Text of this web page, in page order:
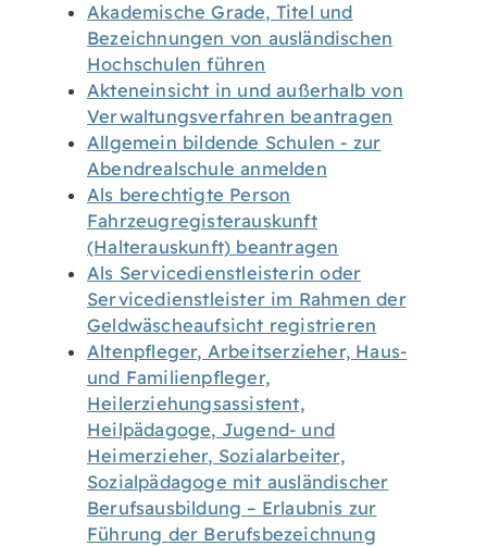
Akademische Grade, Titel und
Bezeichnungen von ausländischen
Hochschulen führen
Akteneinsicht in und außerhalb von
Verwaltungsverfahren beantragen
Allgemein bildende Schulen - zur
Abendrealschule anmelden
Als berechtigte Person
Fahrzeugregisterauskunft
(Halterauskunft) beantragen
Als Servicedienstleisterin oder
Servicedienstleister im Rahmen der
Geldwäscheaufsicht registrieren
Altenpfleger, Arbeitserzieher, Haus-
und Familienpfleger,
Heilerziehungsassistent,
Heilpädagoge, Jugend- und
Heimerzieher, Sozialarbeiter,
Sozialpädagoge mit ausländischer
Berufsausbildung – Erlaubnis zur
Führung der Berufsbezeichnung